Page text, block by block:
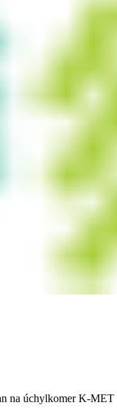
na úchylkomer K-MET